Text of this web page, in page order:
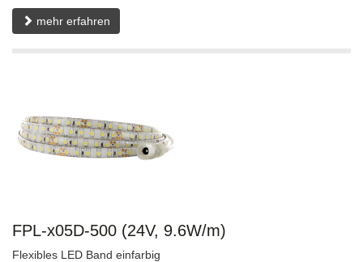
mehr erfahren
FPL-x05D-500 (24V, 9.6W/m)
Flexibles LED Band einfarbig